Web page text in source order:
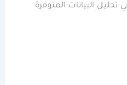
البيانات المتوفرة